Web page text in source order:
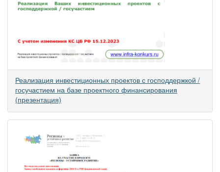
Реализация инвестиционных проектов с господдержкой /
госучастием на базе проектного финансирования
(презентация)